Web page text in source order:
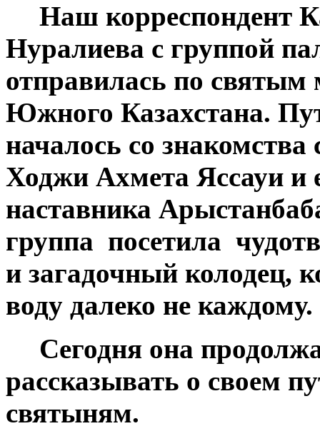
Наш корреспондент
Нуралиева с группой
отправилась по святым
Южного Казахстана.
началось со знакомства
Ходжи Ахмета Яссауи и
наставника
группа посетила
и загадочный колодец,
воду далеко не каждому.
Сегодня она
рассказывать о своем
святыням.